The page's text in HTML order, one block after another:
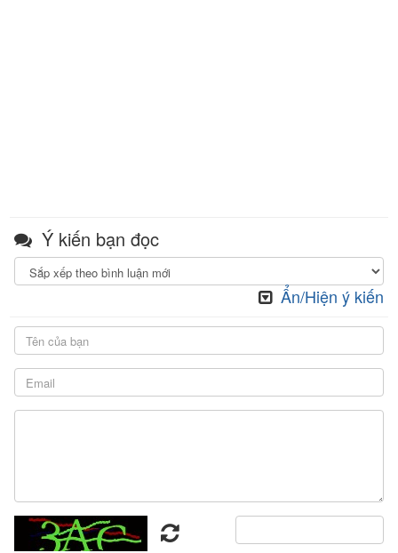
Ý kiến bạn đọc
Ẩn/Hiện ý kiến